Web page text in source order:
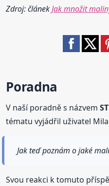
Zdroj: článekJak množit
Poradna
V naší poradně s názvem
tématu vyjádřil uživatel
Jak teď poznám o jaké
Svou reakci k tomuto